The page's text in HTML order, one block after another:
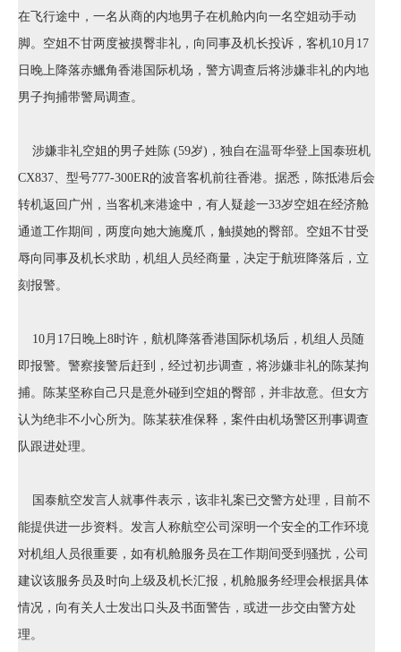
在飞行途中，一名从商的内地男子在机舱内向一名空姐动手动
脚。空姐不甘两度被摸臀非礼，向同事及机长投诉，客机10月17
日晚上降落赤鱲角香港国际机场，警方调查后将涉嫌非礼的内地
男子拘捕带警局调查。
涉嫌非礼空姐的男子姓陈 (59岁)，独自在温哥华登上国泰班机
CX837、型号777-300ER的波音客机前往香港。据悉，陈抵港后会
转机返回广州，当客机来港途中，有人疑趁一33岁空姐在经济舱
通道工作期间，两度向她大施魔爪，触摸她的臀部。空姐不甘受
辱向同事及机长求助，机组人员经商量，决定于航班降落后，立
刻报警。
10月17日晚上8时许，航机降落香港国际机场后，机组人员随
即报警。警察接警后赶到，经过初步调查，将涉嫌非礼的陈某拘
捕。陈某坚称自己只是意外碰到空姐的臀部，并非故意。但女方
认为绝非不小心所为。陈某获准保释，案件由机场警区刑事调查
队跟进处理。
国泰航空发言人就事件表示，该非礼案已交警方处理，目前不
能提供进一步资料。发言人称航空公司深明一个安全的工作环境
对机组人员很重要，如有机舱服务员在工作期间受到骚扰，公司
建议该服务员及时向上级及机长汇报，机舱服务经理会根据具体
情况，向有关人士发出口头及书面警告，或进一步交由警方处
理。